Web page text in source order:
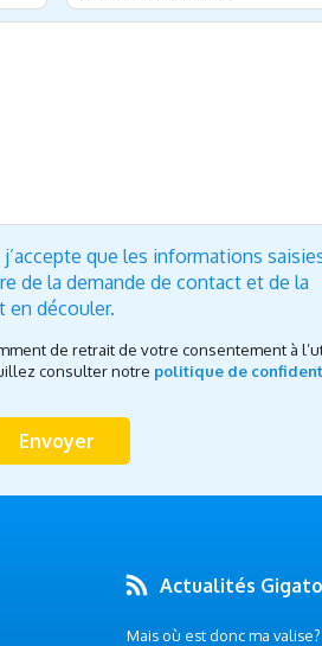
que les informations
de la demande de contact et de la
en découler.
de retrait de votre consentement à
consulter notre politique de
Actualités
Mais où est donc ma valise?